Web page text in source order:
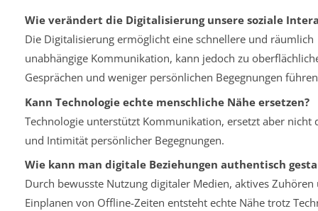
Wie verändert die Digitalisierung unsere soziale
Die Digitalisierung ermöglicht eine schnellere und räumlich
unabhängige Kommunikation, kann jedoch zu
Gesprächen und weniger persönlichen Begegnungen
Kann Technologie echte menschliche Nähe ersetzen?
Technologie unterstützt Kommunikation, ersetzt aber nicht
und Intimität persönlicher Begegnungen.
Wie kann man digitale Beziehungen authentisch
Durch bewusste Nutzung digitaler Medien, aktives Zuhören
Einplanen von Offline-Zeiten entsteht echte Nähe trotz